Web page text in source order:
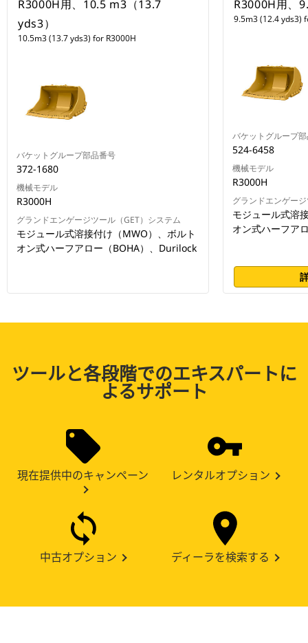
R3000H用、10.5 m3（13.7
yds3）
10.5m3 (13.7 yds3) for R3000H
バケットグループ部品番号
372-1680
機械モデル
R3000H
グランドエンゲージツール（GET）システム
モジュール式溶接付け（MWO）、ボルト
オン式ハーフアロー（BOHA）、Durilock
R3000H用、
9.5m3 (12.4 yds3)
バケットグループ
524-6458
機械モデル
R3000H
グランドエンゲー
モジュール式溶
オン式ハーフア
ツールと各段階でのエキスパートに
よるサポート
現在提供中のキャンペーン レンタルオプション
中古オプション ディーラを検索する